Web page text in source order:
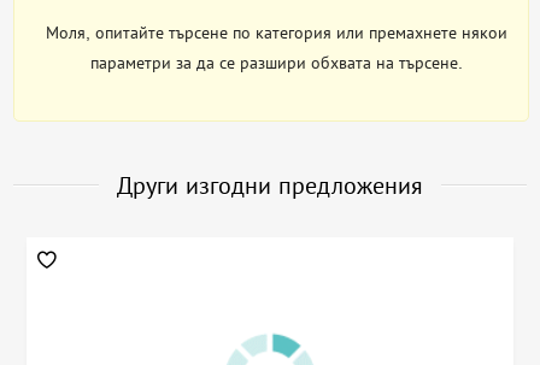
Моля, опитайте търсене по категория или премахнете някои
параметри за да се разшири обхвата на търсене.
Други изгодни предложения